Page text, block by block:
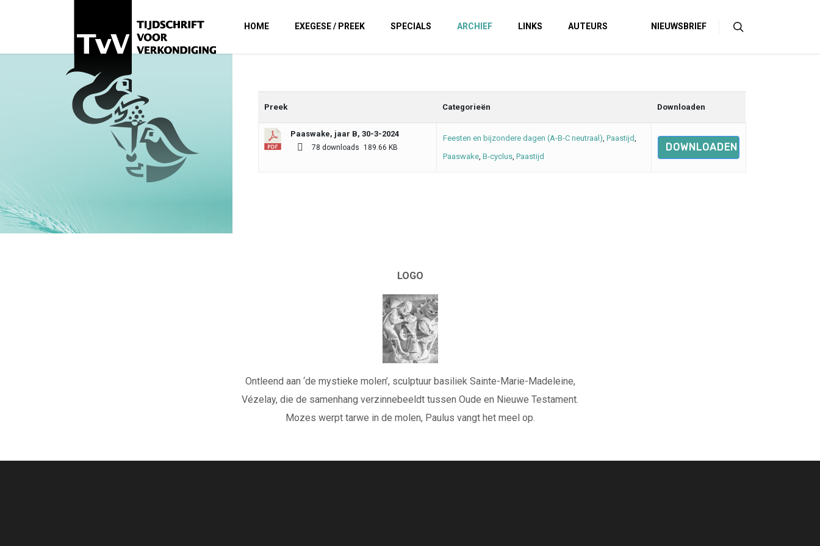
HOME EXEGESE / PREEK SPECIALS ARCHIEF LINKS AUTEURS NIEUWSBRIEF
Preek Categorieën Downloaden
Paaswake, jaar B, 30-3-2024
78 downloads 189.66 KB
Feesten en bijzondere dagen (A-B-C neutraal), Paastijd,
Paaswake, B-cyclus, Paastijd
DOWNLOADEN
LOGO
Ontleend aan ‘de mystieke molen’, sculptuur basiliek Sainte-Marie-Madeleine,
Vézelay, die de samenhang verzinnebeeldt tussen Oude en Nieuwe Testament.
Mozes werpt tarwe in de molen, Paulus vangt het meel op.